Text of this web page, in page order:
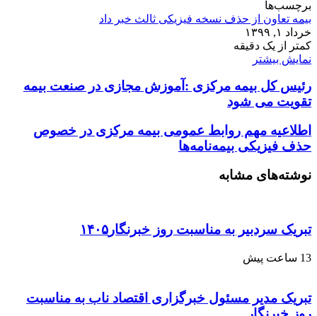
برچسب‌ها
بیمه تعاون از حذف نسخه فیزیکی ثالث خبر داد
خرداد ۱, ۱۳۹۹
کمتر از یک دقیقه
نمایش بیشتر
رئیس کل بیمه مرکزی :آموزش مجازی در صنعت بیمه
تقویت می شود
اطلاعیه مهم روابط عمومی بیمه مرکزی در خصوص
حذف فیزیکی بیمه‌نامه‌ها
نوشته‌های مشابه
تبریک سردبیر به مناسبت روز خبرنگار۱۴۰۵
13 ساعت پیش
تبریک مدیر مسئول خبرگزاری اقتصاد ناب به مناسبت